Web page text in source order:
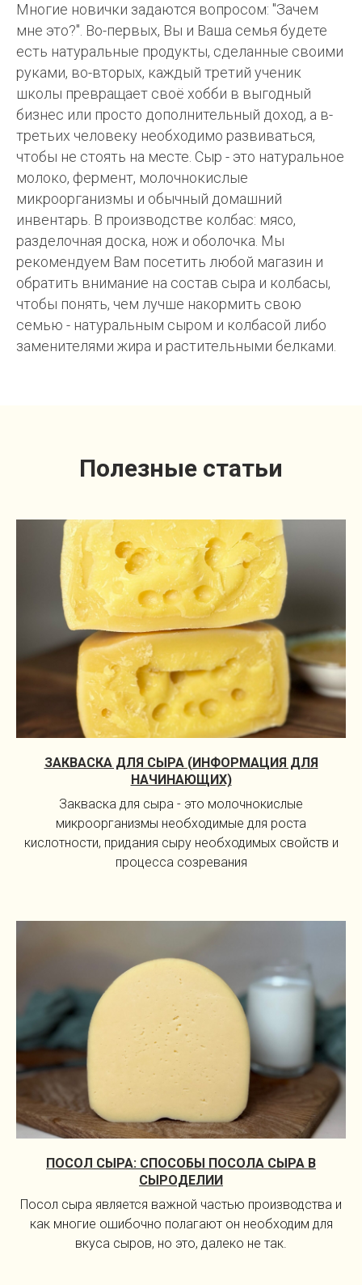
Многие новички задаются вопросом: "Зачем
мне это?". Во-первых, Вы и Ваша семья будете
есть натуральные продукты, сделанные своими
руками, во-вторых, каждый третий ученик
школы превращает своё хобби в выгодный
бизнес или просто дополнительный доход, а в-
третьих человеку необходимо развиваться,
чтобы не стоять на месте. Сыр - это натуральное
молоко, фермент, молочнокислые
микроорганизмы и обычный домашний
инвентарь. В производстве колбас: мясо,
разделочная доска, нож и оболочка. Мы
рекомендуем Вам посетить любой магазин и
обратить внимание на состав сыра и колбасы,
чтобы понять, чем лучше накормить свою
семью - натуральным сыром и колбасой либо
заменителями жира и растительными белками.
Полезные статьи
ЗАКВАСКА ДЛЯ СЫРА (ИНФОРМАЦИЯ ДЛЯ
НАЧИНАЮЩИХ)
Закваска для сыра - это молочнокислые
микроорганизмы необходимые для роста
кислотности, придания сыру необходимых свойств и
процесса созревания
ПОСОЛ СЫРА: СПОСОБЫ ПОСОЛА СЫРА В
СЫРОДЕЛИИ
Посол сыра является важной частью производства и
как многие ошибочно полагают он необходим для
вкуса сыров, но это, далеко не так.